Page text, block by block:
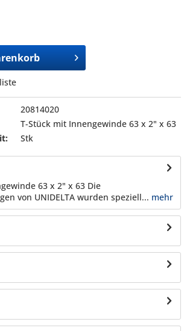
20814020
T-Stück mit Innengewinde 63 x 2" x 63
Stk
63 x 2" x 63 Die
von UNIDELTA wurden speziell... mehr